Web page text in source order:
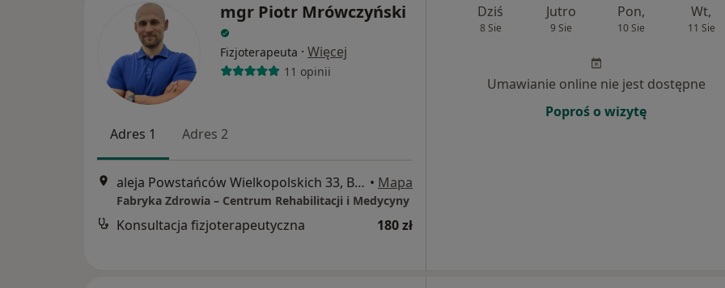
mgr Piotr Mrówczyński
Fizjoterapeuta · Więcej
11 opinii
Adres 1 Adres 2
aleja Powstańców Wielkopolskich 33, Bydgoszcz • Mapa
Fabryka Zdrowia – Centrum Rehabilitacji i Medycyny
Konsultacja fizjoterapeutyczna 180 zł
Dziś
8 Sie
Jutro
9 Sie
Pon,
10 Sie
Wt,
11 Sie
Umawianie online nie jest dostępne
Poproś o wizytę